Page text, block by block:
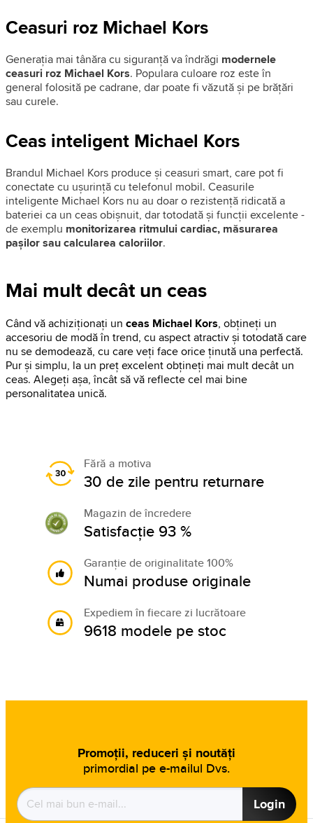
Ceasuri roz Michael Kors
Generația mai tânăra cu siguranță va îndrăgi modernele
ceasuri roz Michael Kors. Populara culoare roz este în
general folosită pe cadrane, dar poate fi văzută și pe brățări
sau curele.
Ceas inteligent Michael Kors
Brandul Michael Kors produce și ceasuri smart, care pot fi
conectate cu ușurință cu telefonul mobil. Ceasurile
inteligente Michael Kors nu au doar o rezistență ridicată a
bateriei ca un ceas obișnuit, dar totodată și funcții excelente -
de exemplu monitorizarea ritmului cardiac, măsurarea
pașilor sau calcularea caloriilor.
Mai mult decât un ceas
Când vă achiziționați un ceas Michael Kors, obțineți un
accesoriu de modă în trend, cu aspect atractiv și totodată care
nu se demodează, cu care veți face orice ținută una perfectă.
Pur și simplu, la un preț excelent obțineți mai mult decât un
ceas. Alegeți așa, încât să vă reflecte cel mai bine
personalitatea unică.
Fără a motiva
30 de zile pentru returnare
Magazin de încredere
Satisfacție 93 %
Garanție de originalitate 100%
Numai produse originale
Expediem în fiecare zi lucrătoare
9618 modele pe stoc
Promoții, reduceri și noutăți
primordial pe e-mailul Dvs.
Login